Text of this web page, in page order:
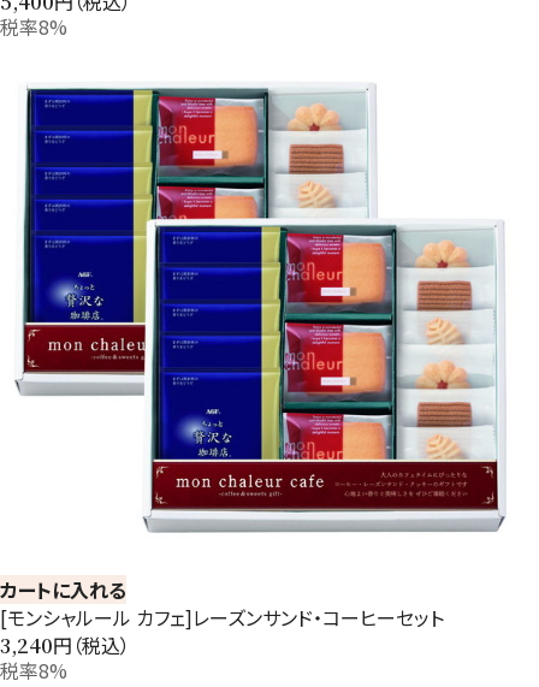
税率8%
カートに入れる
[モンシャルール カフェ]レーズンサンド・コーヒーセット
3,240円（税込）
税率8%